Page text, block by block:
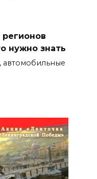
нужно знать
автомобильные